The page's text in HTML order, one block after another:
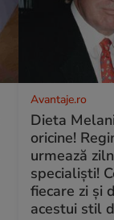
Avantaje.ro
Dieta
oricine!
urmează
specialiști!
fiecare zi și
acestui stil